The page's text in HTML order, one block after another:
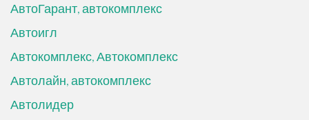
АвтоГарант, автокомплекс
Автоигл
Автокомплекс, Автокомплекс
Автолайн, автокомплекс
Автолидер